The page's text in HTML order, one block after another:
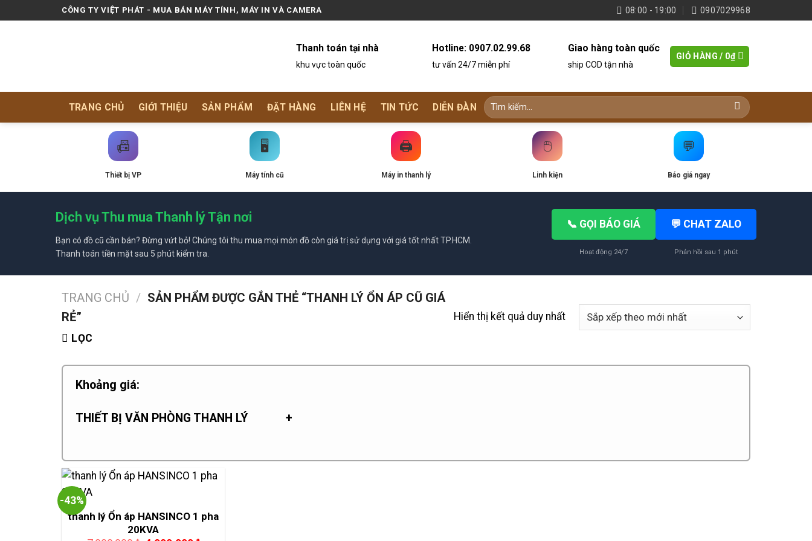
to
CÔNG TY VIỆT PHÁT - MUA BÁN MÁY TÍNH, MÁY IN VÀ CAMERA 08:00 - 19:00 0907029968
Thanh toán tại nhà
khu vực toàn quốc
Hotline: 0907.02.99.68
tư vấn 24/7 miễn phí
Giao hàng toàn quốc
ship COD tận nhà
GIỎ HÀNG / 0₫
TRANG CHỦ GIỚI THIỆU SẢN PHẨM ĐẶT HÀNG LIÊN HỆ TIN TỨC DIỄN ĐÀN
📠
Thiết bị VP
🖥️
Máy tính cũ
🖨️
Máy in thanh lý
🖱️
Linh kiện
💬
Báo giá ngay
Dịch vụ Thu mua Thanh lý Tận nơi
Bạn có đồ cũ cần bán? Đừng vứt bỏ! Chúng tôi thu mua mọi món đồ còn giá trị sử dụng với giá tốt nhất TP.HCM.
Thanh toán tiền mặt sau 5 phút kiểm tra.
📞 GỌI BÁO GIÁ
Hoạt động 24/7
💬 CHAT ZALO
Phản hồi sau 1 phút
TRANG CHỦ / SẢN PHẨM ĐƯỢC GẮN THẺ “THANH LÝ ỔN ÁP CŨ GIÁ
RẺ”
LỌC
Hiển thị kết quả duy nhất
Khoảng giá:
THIẾT BỊ VĂN PHÒNG THANH LÝ +
-43%
thanh lý Ổn áp HANSINCO 1 pha
20KVA